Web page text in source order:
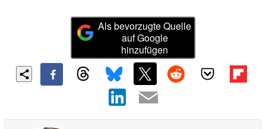
Als bevorzugte Quelle
auf Google
hinzufügen